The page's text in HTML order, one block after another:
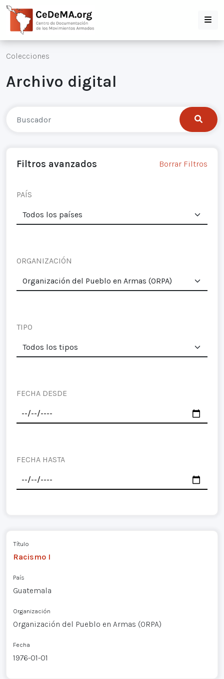
Colecciones
Archivo digital
Filtros avanzados Borrar Filtros
PAÍS
ORGANIZACIÓN
TIPO
FECHA DESDE
FECHA HASTA
Título
Racismo I
País
Guatemala
Organización
Organización del Pueblo en Armas (ORPA)
Fecha
1976-01-01